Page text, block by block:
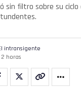
sin filtro sobre su ciclo
intransigente
horas